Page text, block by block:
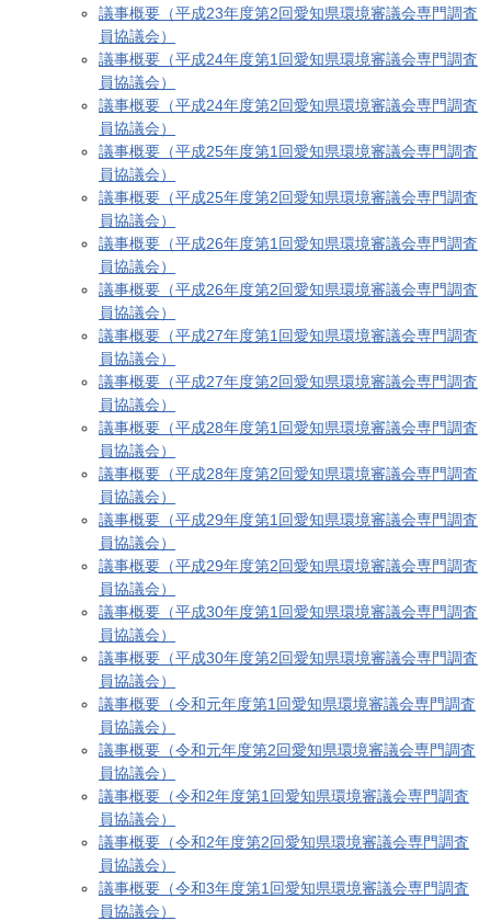
議事概要（平成23年度第2回愛知県環境審議会専門調査
員協議会）
議事概要（平成24年度第1回愛知県環境審議会専門調査
員協議会）
議事概要（平成24年度第2回愛知県環境審議会専門調査
員協議会）
議事概要（平成25年度第1回愛知県環境審議会専門調査
員協議会）
議事概要（平成25年度第2回愛知県環境審議会専門調査
員協議会）
議事概要（平成26年度第1回愛知県環境審議会専門調査
員協議会）
議事概要（平成26年度第2回愛知県環境審議会専門調査
員協議会）
議事概要（平成27年度第1回愛知県環境審議会専門調査
員協議会）
議事概要（平成27年度第2回愛知県環境審議会専門調査
員協議会）
議事概要（平成28年度第1回愛知県環境審議会専門調査
員協議会）
議事概要（平成28年度第2回愛知県環境審議会専門調査
員協議会）
議事概要（平成29年度第1回愛知県環境審議会専門調査
員協議会）
議事概要（平成29年度第2回愛知県環境審議会専門調査
員協議会）
議事概要（平成30年度第1回愛知県環境審議会専門調査
員協議会）
議事概要（平成30年度第2回愛知県環境審議会専門調査
員協議会）
議事概要（令和元年度第1回愛知県環境審議会専門調査
員協議会）
議事概要（令和元年度第2回愛知県環境審議会専門調査
員協議会）
議事概要（令和2年度第1回愛知県環境審議会専門調査
員協議会）
議事概要（令和2年度第2回愛知県環境審議会専門調査
員協議会）
議事概要（令和3年度第1回愛知県環境審議会専門調査
員協議会）